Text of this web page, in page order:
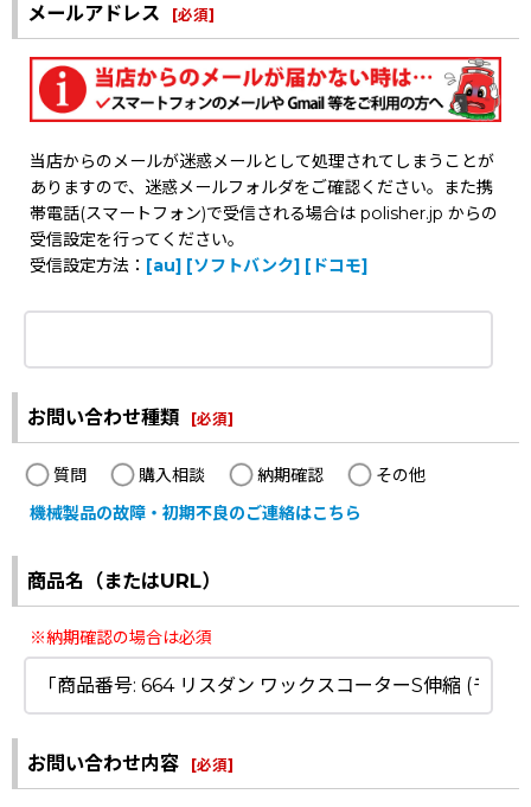
メールアドレス [必須]
当店からのメールが迷惑メールとして処理されてしまうことが
ありますので、迷惑メールフォルダをご確認ください。また携
帯電話(スマートフォン)で受信される場合は polisher.jp からの
受信設定を行ってください。
受信設定方法： [au] [ソフトバンク] [ドコモ]
お問い合わせ種類 [必須]
質問 購入相談 納期確認
その他
機械製品の故障・初期不良のご連絡はこちら
商品名（またはURL）
※納期確認の場合は必須
お問い合わせ内容 [必須]